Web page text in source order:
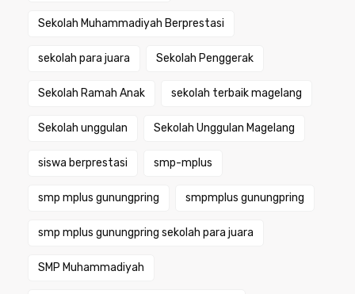
Sekolah Muhammadiyah Berprestasi
sekolah para juara Sekolah Penggerak
Sekolah Ramah Anak sekolah terbaik magelang
Sekolah unggulan Sekolah Unggulan Magelang
siswa berprestasi smp-mplus
smp mplus gunungpring smpmplus gunungpring
smp mplus gunungpring sekolah para juara
SMP Muhammadiyah